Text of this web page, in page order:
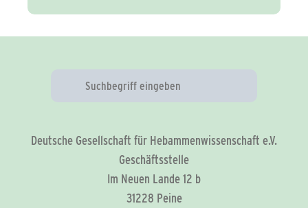
Deutsche Gesellschaft für Hebammenwissenschaft e.V.
Geschäftsstelle
Im Neuen Lande 12 b
31228 Peine